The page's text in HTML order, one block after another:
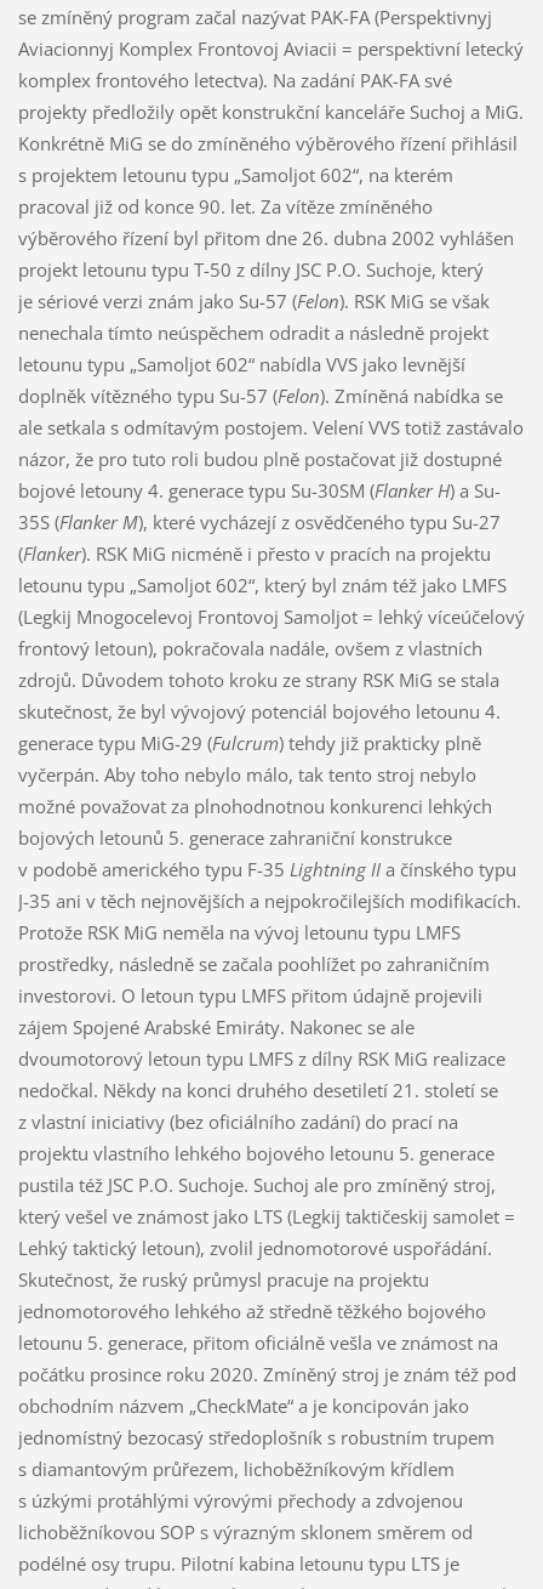
se zmíněný program začal nazývat PAK-FA (Perspektivnyj
Aviacionnyj Komplex Frontovoj Aviacii = perspektivní letecký
komplex frontového letectva). Na zadání PAK-FA své
projekty předložily opět konstrukční kanceláře Suchoj a MiG.
Konkrétně MiG se do zmíněného výběrového řízení přihlásil
s projektem letounu typu „Samoljot 602“, na kterém
pracoval již od konce 90. let. Za vítěze zmíněného
výběrového řízení byl přitom dne 26. dubna 2002 vyhlášen
projekt letounu typu T-50 z dílny JSC P.O. Suchoje, který
je sériové verzi znám jako Su-57 (Felon). RSK MiG se však
nenechala tímto neúspěchem odradit a následně projekt
letounu typu „Samoljot 602“ nabídla VVS jako levnější
doplněk vítězného typu Su-57 (Felon). Zmíněná nabídka se
ale setkala s odmítavým postojem. Velení VVS totiž zastávalo
názor, že pro tuto roli budou plně postačovat již dostupné
bojové letouny 4. generace typu Su-30SM (Flanker H) a Su-
35S (Flanker M), které vycházejí z osvědčeného typu Su-27
(Flanker). RSK MiG nicméně i přesto v pracích na projektu
letounu typu „Samoljot 602“, který byl znám též jako LMFS
(Legkij Mnogocelevoj Frontovoj Samoljot = lehký víceúčelový
frontový letoun), pokračovala nadále, ovšem z vlastních
zdrojů. Důvodem tohoto kroku ze strany RSK MiG se stala
skutečnost, že byl vývojový potenciál bojového letounu 4.
generace typu MiG-29 (Fulcrum) tehdy již prakticky plně
vyčerpán. Aby toho nebylo málo, tak tento stroj nebylo
možné považovat za plnohodnotnou konkurenci lehkých
bojových letounů 5. generace zahraniční konstrukce
v podobě amerického typu F-35 Lightning IIa čínského typu
J-35 ani v těch nejnovějších a nejpokročilejších modifikacích.
Protože RSK MiG neměla na vývoj letounu typu LMFS
prostředky, následně se začala poohlížet po zahraničním
investorovi. O letoun typu LMFS přitom údajně projevili
zájem Spojené Arabské Emiráty. Nakonec se ale
dvoumotorový letoun typu LMFS z dílny RSK MiG realizace
nedočkal. Někdy na konci druhého desetiletí 21. století se
z vlastní iniciativy (bez oficiálního zadání) do prací na
projektu vlastního lehkého bojového letounu 5. generace
pustila též JSC P.O. Suchoje. Suchoj ale pro zmíněný stroj,
který vešel ve známost jako LTS (Legkij taktičeskij samolet =
Lehký taktický letoun), zvolil jednomotorové uspořádání.
Skutečnost, že ruský průmysl pracuje na projektu
jednomotorového lehkého až středně těžkého bojového
letounu 5. generace, přitom oficiálně vešla ve známost na
počátku prosince roku 2020. Zmíněný stroj je znám též pod
obchodním názvem „CheckMate“ a je koncipován jako
jednomístný bezocasý středoplošník s robustním trupem
s diamantovým průřezem, lichoběžníkovým křídlem
s úzkými protáhlými výrovými přechody a zdvojenou
lichoběžníkovou SOP s výrazným sklonem směrem od
podélné osy trupu. Pilotní kabina letounu typu LTS je